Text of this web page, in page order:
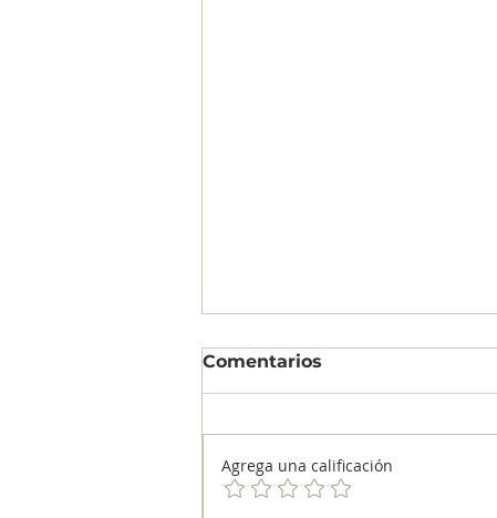
Comentarios
Agrega una calificación